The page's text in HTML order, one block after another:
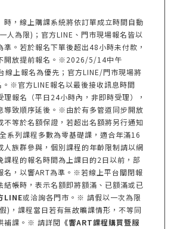
，線上購課系統將依訂單成立時間自動
人為限)；官方LINE、門市現場報名皆以
準。若於報名下單後超出48小時未付款，
開放提前報名。※2026/5/14中午
上報名為優先；官方LINE/門市現場將
※官方LINE報名以最後接收訊息時間
理報名（平日24小時內，非即時受理），
導致順序延後。※由於有多管道同步開放
不等於名額保證，若超出名額將另行通知
系列課程多數為零基礎課，適合年滿16
人族群參與，個別課程的年齡限制請以網
程的報名時間為上課日的2日以前，部
名，以響ART為準。※若線上平台關閉報
結帳時，表示名額即將額滿、已額滿或已
LINE或洽詢各門市。※ 請假以一次為限
)，課程當日若有無故曠課情形，不等同
補課。※ 請詳閱 《響ART課程購買暨服